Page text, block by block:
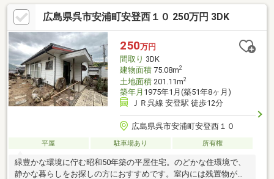
歩26分＊安登保育所 車5分お問い合わせはこちら↓↓---*---*---*---*-
--*---*---*---*---*---(株)オオサワ創研 TEL：0120-05-8490営業時
間：10:00～18:00／定休日：水曜日
広島県呉市安浦町安登西１０ 250万円 3DK
250万円
間取り 3DK
建物面積75.08m2
土地面積201.11m2
築年月 1975年1月(築51年8ヶ月)
ＪＲ呉線 安登駅 徒歩12分
広島県呉市安浦町安登西１０
平屋 駐車場あり 所有権
緑豊かな環境に佇む昭和50年築の平屋住宅。のどかな住環境で、
静かな暮らしをお探しの方におすすめです。室内には残置物があ